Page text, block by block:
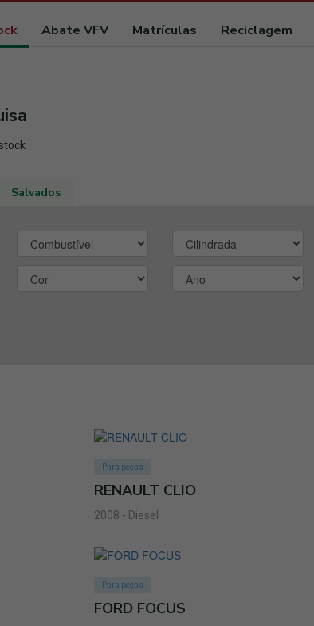
Abate VFV Matrículas Reciclagem
Salvados
Para peças
RENAULT CLIO
2008 - Diesel
Para peças
FORD FOCUS